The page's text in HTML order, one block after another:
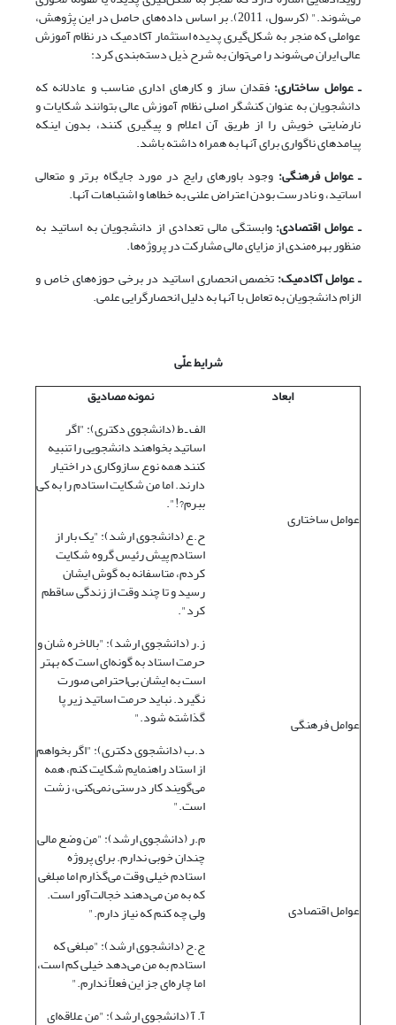
می‌شوند." (کرسول، 2011). بر اساس داده‌های حاصل در این پژوهش،
عواملی که منجر به شکل‌گیری پدیده استثمار آکادمیک در نظام آموزش
عالی ایران می‌شوند را می‌توان به شرح ذیل دسته‌بندی کرد:
ـ عوامل ساختاری:فقدان ساز و کارهای اداری مناسب و عادلانه که
دانشجویان به عنوان کنشگر اصلی نظام آموزش عالی بتوانند شکایات و
نارضایتی خویش را از طریق آن اعلام و پیگیری کنند، بدون اینکه
پیامدهای ناگواری برای آنها به همراه داشته باشد.
ـ عوامل فرهنگی: وجود باورهای رایج در مورد جایگاه برتر و متعالی
اساتید، و نادرست بودن اعتراض علنی به خطاها و اشتباهات آنها.
ـ عوامل اقتصادی:وابستگی مالی تعدادی از دانشجویان به اساتید به
منظور بهره‌مندی از مزایای مالی مشارکت در پروژه‌ها.
ـ عوامل آکادمیک:تخصص انحصاری اساتید در برخی حوزه‌های خاص و
الزام دانشجویان به تعامل با آنها به دلیل انحصارگرایی علمی.
شرایط علّی
ابعاد
نمونه مصادیق
عوامل ساختاری
الف ـ ط (دانشجوی دکتری): "اگر
اساتید بخواهند دانشجویی را تنبیه
کنند همه نوع سازوکاری در اختیار
دارند. اما من شکایت استادم را به کی
ببرم?!".
ح.ع (دانشجوی ارشد): "یک بار از
استادم پیش رئیس گروه شکایت
کردم، متاسفانه به گوش ایشان
رسید و تا چند وقت از زندگی ساقطم
کرد".
عوامل فرهنگی
ز.ر (دانشجوی ارشد): "بالاخره شان و
حرمت استاد به گونه‌ای است که بهتر
است به ایشان بی‌احترامی صورت
نگیرد. نباید حرمت اساتید زیر پا
گذاشته شود."
د.ب (دانشجوی دکتری): "اگر بخواهم
از استاد راهنمایم شکایت کنم، همه
می‌گویند کار درستی نمی‌کنی، زشت
است."
عوامل اقتصادی
م.ر (دانشجوی ارشد): "من وضع مالی
چندان خوبی ندارم. برای پروژه
استادم خیلی وقت می‌گذارم اما مبلغی
که به من می‌دهند خجالت‌آور است.
ولی چه کنم که نیاز دارم."
ج.ح (دانشجوی ارشد): "مبلغی که
استادم به من می‌دهد خیلی کم است،
اما چاره‌ای جز این فعلاً ندارم."
آ. آ (دانشجوی ارشد): "من علاقه‌ای